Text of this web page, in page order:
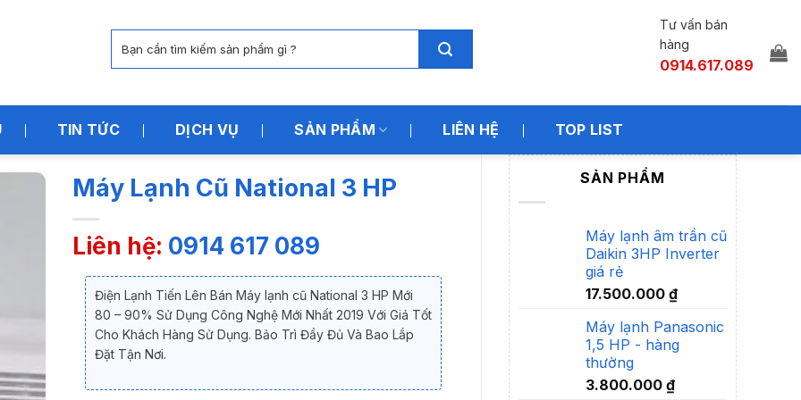
kiếm:
Tư vấn bán
hàng
0914.617.089
TIN TỨC DỊCH VỤ SẢN PHẨM LIÊN HỆ TOP LIST
SẢN PHẨM
Máy lạnh âm trần cũ
Daikin 3HP Inverter
giá rẻ
17.500.000 ₫
Máy lạnh Panasonic
1,5 HP - hàng
thường
3.800.000 ₫
Máy Lạnh Cũ National 3 HP
Liên hệ: 0914 617 089
Điện Lạnh Tiến Lên Bán Máy lạnh cũ National 3 HP Mới
80 – 90% Sử Dụng Công Nghệ Mới Nhất 2019 Với Giá Tốt
Cho Khách Hàng Sử Dụng. Bảo Trì Đầy Đủ Và Bao Lắp
Đặt Tận Nơi.